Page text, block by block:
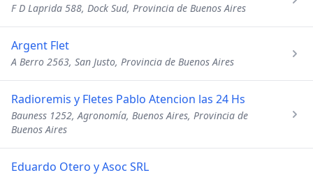
F D Laprida 588, Dock Sud, Provincia de Buenos Aires
Argent Flet
A Berro 2563, San Justo, Provincia de Buenos Aires
Radioremis y Fletes Pablo Atencion las 24 Hs
Bauness 1252, Agronomía, Buenos Aires, Provincia de
Buenos Aires
Eduardo Otero y Asoc SRL